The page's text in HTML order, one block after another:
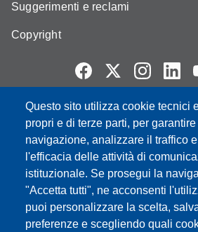
Questo sito utilizza cookie tecnici
propri e di terze parti, per
navigazione, analizzare il traffico
l'efficacia delle attività di
istituzionale. Se prosegui la
"Accetta tutti", ne acconsenti
puoi personalizzare la scelta,
preferenze e scegliendo quali
Suggerimenti e reclami
Copyright
Partita IVA: 00427620364
e-mail: urp@unimore.it
PEC: primo contatto:
Indirizzo ReGIndE per notifica Atti
direzionelegale@pec.unimore.it
Sede di Modena: Via Università 4,
2056511 - Fax 059 245156